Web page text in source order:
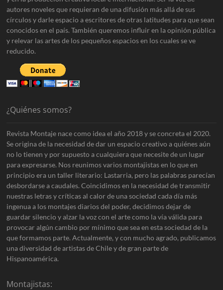
autores noveles que requieran de una difusión más allá de sus
círculos y darle espacio a escritores de otras latitudes para que sean
conocidos en el país. También queremos influir en la opinión pública
y relevar las artes de los pequeños espacios en los cuales se ve
reducido.
¿Quiénes somos?
Revista Montaje nace como idea el año 2018 y se concreta el 2020.
Se origina de la necesidad de dar un espacio creativo a quiénes aún
no lo tienen y por supuesto a cualquiera que necesite de un lugar
para expresarse. Nos reunimos varios montajistas en lo que en
principio era un taller literario: Lastarria, pero las palabras parecían
desbordarse a caudales. Coincidimos en la necesidad de transmitir
nuestras letras y críticas al calor de una sociedad cada día más
ingenua a los montajes diarios del poder, decidimos dejar de
guardar silencio y alzar la voz con el arte como la vía válida para
provocar algún cambio por mínimo que sea en esta sociedad de la
que formamos parte. Actualmente, y con mucho agrado, publicamos
una diversidad de artistas de Chile y de gran parte de
Hispanoamérica.
Montajistas: